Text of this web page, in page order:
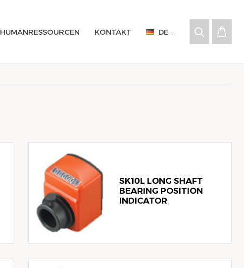
HUMANRESSOURCEN KONTAKT DE
SK10L LONG SHAFT
BEARING POSITION
INDICATOR